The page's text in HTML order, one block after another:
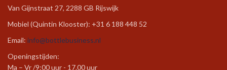
Van Gijnstraat 27, 2288 GB Rijswijk
Mobiel (Quintin Klooster): +31 6 188 448 52
Email: info@bottlebusiness.nl
Openingstijden:
Ma – Vr /9:00 uur - 17.00 uur